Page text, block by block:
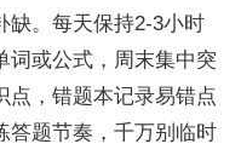
缺。每天保持2-3小时
词或公式，周末集中突
点，错题本记录易错点
答题节奏，千万别临时